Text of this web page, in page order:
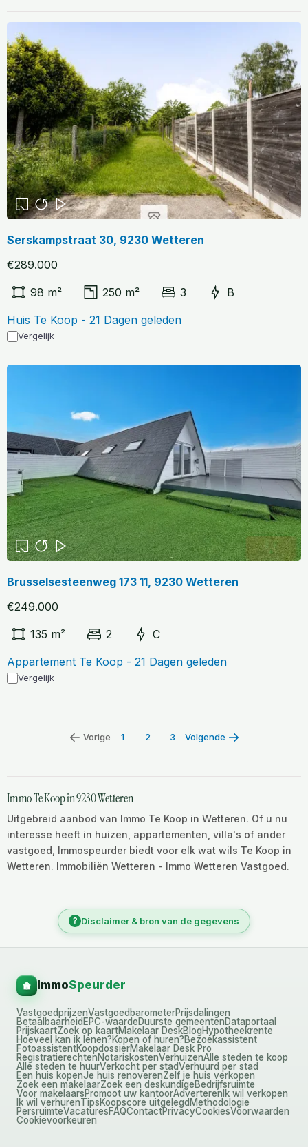
Serskampstraat 30, 9230 Wetteren
€289.000
98 m²
250 m² 3
B
Huis Te Koop - 21 Dagen geleden
Vergelijk
Brusselsesteenweg 173 11, 9230 Wetteren
€249.000
135 m²
2
C
Appartement Te Koop - 21 Dagen geleden
Vergelijk
Vorige 1 2 3 Volgende
Immo Te Koop in 9230 Wetteren
Uitgebreid aanbod van Immo Te Koop in Wetteren. Of u nu
interesse heeft in huizen, appartementen, villa's of ander
vastgoed, Immospeurder biedt voor elk wat wils Te Koop in
Wetteren. Immobiliën Wetteren - Immo Wetteren Vastgoed.
? Disclaimer & bron van de gegevens
ImmoSpeurder
VastgoedprijzenVastgoedbarometerPrijsdalingen
Betaalbaarheid EPC-waardeDuurste gemeentenDataportaal
PrijskaartZoek op kaartMakelaar DeskBlogHypotheekrente
Hoeveel kan ik lenen?Kopen of huren?Bezoekassistent
FotoassistentKoopdossierMakelaar Desk Pro
RegistratierechtenNotariskostenVerhuizenAlle steden te koop
Alle steden te huurVerkocht per stadVerhuurd per stad
Een huis kopenJe huis renoverenZelf je huis verkopen
Zoek een makelaarZoek een deskundigeBedrijfsruimte
Voor makelaarsPromoot uw kantoorAdverteren Ik wil verkopen
Ik wil verhurenTipsKoopscore uitgelegd Methodologie
PersruimteVacaturesFAQContactPrivacyCookiesVoorwaarden
Cookievoorkeuren